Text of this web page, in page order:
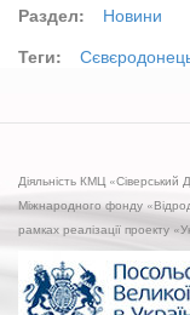
Раздел:
Новини
Теги:
Діяльність КМЦ «Сіверський
Міжнародного фонду
рамках реалізації проекту